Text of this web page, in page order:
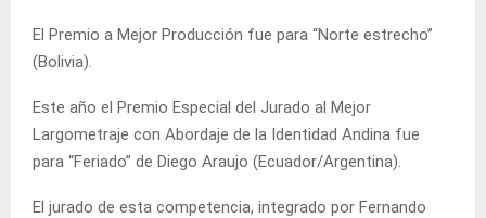
El Premio a Mejor Producción fue para “Norte estrecho”
(Bolivia).
Este año el Premio Especial del Jurado al Mejor
Largometraje con Abordaje de la Identidad Andina fue
para “Feriado” de Diego Araujo (Ecuador/Argentina).
El jurado de esta competencia, integrado por Fernando